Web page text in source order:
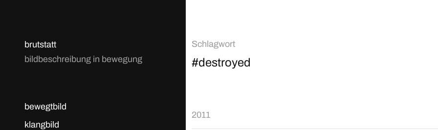
brutstatt
bildbeschreibung in bewegung
bewegtbild
klangbild
Schlagwort
#destroyed
2011